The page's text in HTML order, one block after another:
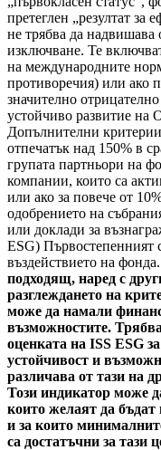
претеглен „резултат за
не трябва да надвишава
изключване. Те
на международните
противоречия) или ако
значително
устойчиво развитие
Допълнителни
отпечатък над 150% в
групата партньори на
компании, които са
или ако за повече от
одобрението на
или доклади за
ESG) Първостепенният
въздействието на фонда.
подходящ, наред с
разглеждането на
може да намали
възможностите.
оценката на ISS ESG
устойчивост и
различава от тази на
Този индикатор може
които желаят да бъдат
и за които
са достатъчни за тази